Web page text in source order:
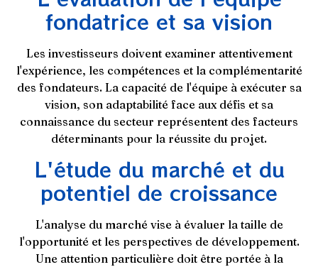
fondatrice et sa vision
Les investisseurs doivent examiner attentivement
l'expérience, les compétences et la complémentarité
des fondateurs. La capacité de l'équipe à exécuter sa
vision, son adaptabilité face aux défis et sa
connaissance du secteur représentent des facteurs
déterminants pour la réussite du projet.
L'étude du marché et du
potentiel de croissance
L'analyse du marché vise à évaluer la taille de
l'opportunité et les perspectives de développement.
Une attention particulière doit être portée à la